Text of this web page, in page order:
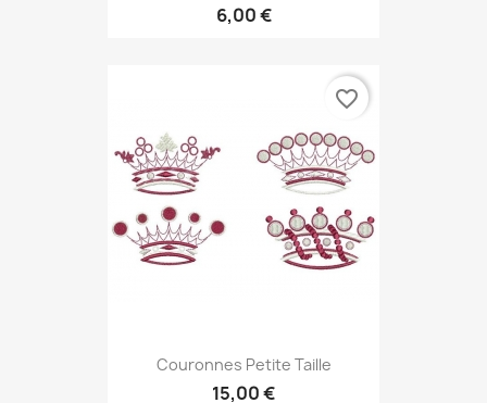
6,00 €
Couronnes Petite Taille
15,00 €
favorite_border